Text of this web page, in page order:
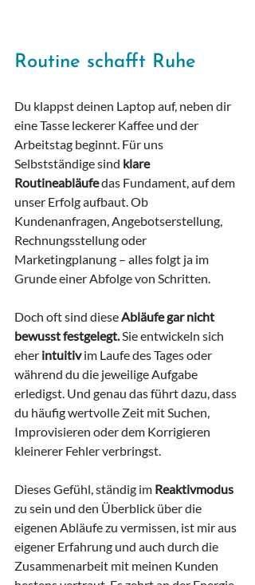
Routine schafft Ruhe
Du klappst deinen Laptop auf, neben dir
eine Tasse leckerer Kaffee und der
Arbeitstag beginnt. Für uns
Selbstständige sind klare
Routineabläufe das Fundament, auf dem
unser Erfolg aufbaut. Ob
Kundenanfragen, Angebotserstellung,
Rechnungsstellung oder
Marketingplanung – alles folgt ja im
Grunde einer Abfolge von Schritten.
Doch oft sind diese Abläufe gar nicht
bewusst festgelegt. Sie entwickeln sich
eher intuitiv im Laufe des Tages oder
während du die jeweilige Aufgabe
erledigst. Und genau das führt dazu, dass
du häufig wertvolle Zeit mit Suchen,
Improvisieren oder dem Korrigieren
kleinerer Fehler verbringst.
Dieses Gefühl, ständig im Reaktivmodus
zu sein und den Überblick über die
eigenen Abläufe zu vermissen, ist mir aus
eigener Erfahrung und auch durch die
Zusammenarbeit mit meinen Kunden